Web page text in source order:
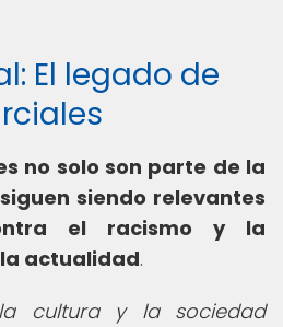
El legado de
no solo son parte de la
siendo relevantes
el racismo y la
actualidad.
cultura y la sociedad